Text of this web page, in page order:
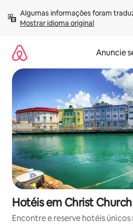
para
Mostrar idioma original
Anuncie
Hotéis em Christ Church
Encontre e reserve hotéis